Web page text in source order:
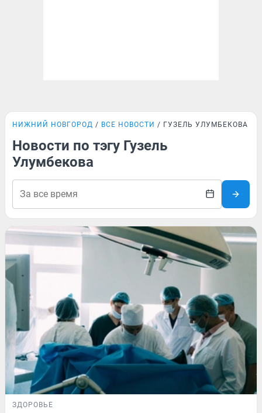
НИЖНИЙ НОВГОРОД ВСЕ НОВОСТИ ГУЗЕЛЬ УЛУМБЕКОВА
Новости по тэгу Гузель
Улумбекова
ЗДОРОВЬЕ